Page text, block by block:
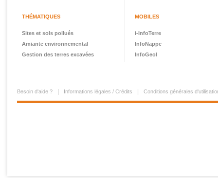
THÉMATIQUES
Sites et sols pollués
Amiante environnemental
Gestion des terres excavées
MOBILES
i-InfoTerre
InfoNappe
InfoGeol
Besoin d'aide ? Informations légales / Crédits Conditions générales